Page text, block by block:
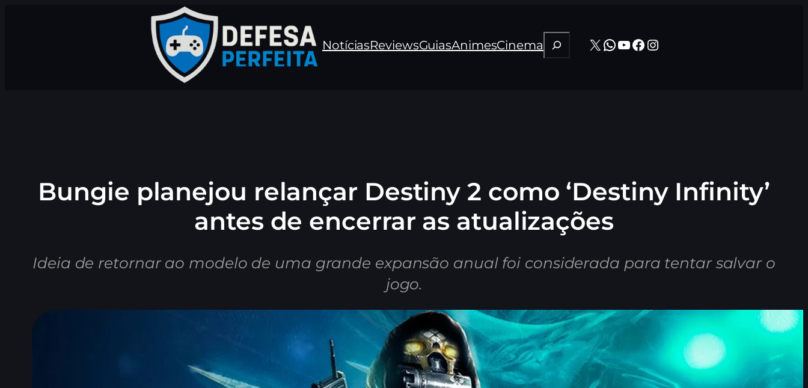
NotíciasReviewsGuiasAnimesCinema Pesquisar
X WhatsApp
Youtube
Facebook
Instagram
Bungie planejou relançar Destiny 2 como ‘Destiny Infinity’
antes de encerrar as atualizações
Ideia de retornar ao modelo de uma grande expansão anual foi considerada para tentar salvar o
jogo.